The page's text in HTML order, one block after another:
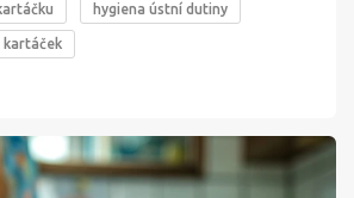
hygiena ústní dutiny
kartáček